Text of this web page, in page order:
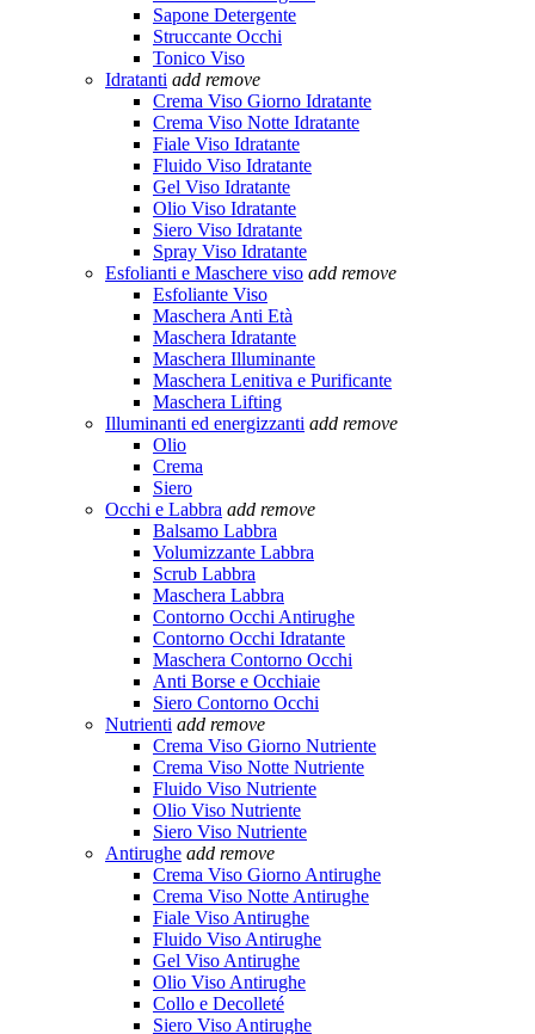
Sapone Detergente
Struccante Occhi
Tonico Viso
Idratanti add remove
Crema Viso Giorno Idratante
Crema Viso Notte Idratante
Fiale Viso Idratante
Fluido Viso Idratante
Gel Viso Idratante
Olio Viso Idratante
Siero Viso Idratante
Spray Viso Idratante
Esfolianti e Maschere viso add remove
Esfoliante Viso
Maschera Anti Età
Maschera Idratante
Maschera Illuminante
Maschera Lenitiva e Purificante
Maschera Lifting
Illuminanti ed energizzanti add remove
Olio
Crema
Siero
Occhi e Labbra add remove
Balsamo Labbra
Volumizzante Labbra
Scrub Labbra
Maschera Labbra
Contorno Occhi Antirughe
Contorno Occhi Idratante
Maschera Contorno Occhi
Anti Borse e Occhiaie
Siero Contorno Occhi
Nutrienti add remove
Crema Viso Giorno Nutriente
Crema Viso Notte Nutriente
Fluido Viso Nutriente
Olio Viso Nutriente
Siero Viso Nutriente
Antirughe add remove
Crema Viso Giorno Antirughe
Crema Viso Notte Antirughe
Fiale Viso Antirughe
Fluido Viso Antirughe
Gel Viso Antirughe
Olio Viso Antirughe
Collo e Decolleté
Siero Viso Antirughe